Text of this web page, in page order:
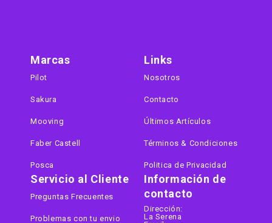
Información de
contacto
Dirección:
La Serena
Marcas
Pilot
Sakura
Mooving
Faber Castell
Posca
Links
Nosotros
Contacto
Últimos Artículos
Términos & Condiciones
Politica de Privacidad
Servicio al Cliente
Preguntas Frecuentes
Problemas con tu envio